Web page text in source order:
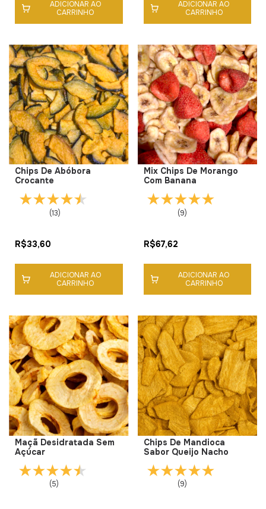
ADICIONAR AO
CARRINHO
ADICIONAR AO
CARRINHO
Chips De Abóbora
Crocante
(13)
R$33,60
ADICIONAR AO
CARRINHO
Mix Chips De Morango
Com Banana
(9)
R$67,62
ADICIONAR AO
CARRINHO
Maçã Desidratada Sem
Açúcar
(5)
Chips De Mandioca
Sabor Queijo Nacho
(9)